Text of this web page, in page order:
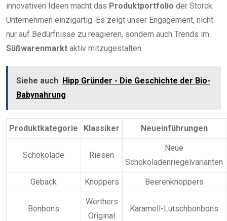
innovativen Ideen macht das Produktportfolio der Storck
Unternehmen einzigartig. Es zeigt unser Engagement, nicht
nur auf Bedürfnisse zu reagieren, sondern auch Trends im
Süßwarenmarkt aktiv mitzugestalten.
Siehe auch Hipp Gründer - Die Geschichte der Bio-
Babynahrung
Produktkategorie Klassiker Neueinführungen
Schokolade Riesen
Neue
Schokoladenriegelvarianten
Gebäck Knoppers Beerenknoppers
Bonbons
Werthers
Original
Karamell-Lutschbonbons